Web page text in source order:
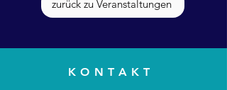
zurück zu Veranstaltungen
KONTAKT